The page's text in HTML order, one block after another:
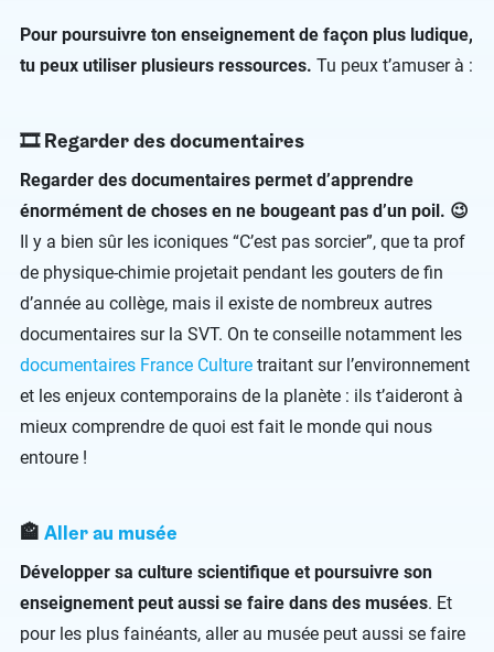
Pour poursuivre ton enseignement de façon plus ludique,
tu peux utiliser plusieurs ressources. Tu peux t’amuser à :
🎞Regarder des documentaires
Regarder des documentaires permet d’apprendre
énormément de choses en ne bougeant pas d’un poil. 😉
Il y a bien sûr les iconiques “C’est pas sorcier”, que ta prof
de physique-chimie projetait pendant les gouters de fin
d’année au collège, mais il existe de nombreux autres
documentaires sur la SVT. On te conseille notamment les
documentaires France Culture traitant sur l’environnement
et les enjeux contemporains de la planète : ils t’aideront à
mieux comprendre de quoi est fait le monde qui nous
entoure !
🏤 Aller au musée
Développer sa culture scientifique et poursuivre son
enseignement peut aussi se faire dans des musées. Et
pour les plus fainéants, aller au musée peut aussi se faire